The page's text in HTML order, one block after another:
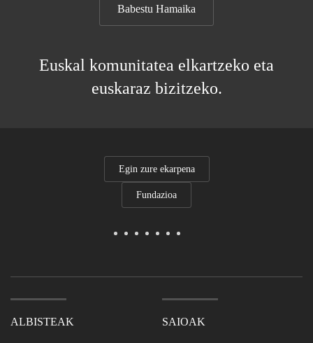
Babestu Hamaika
Euskal komunitatea elkartzeko eta
euskaraz bizitzeko.
Egin zure ekarpena
Fundazioa
ALBISTEAK SAIOAK